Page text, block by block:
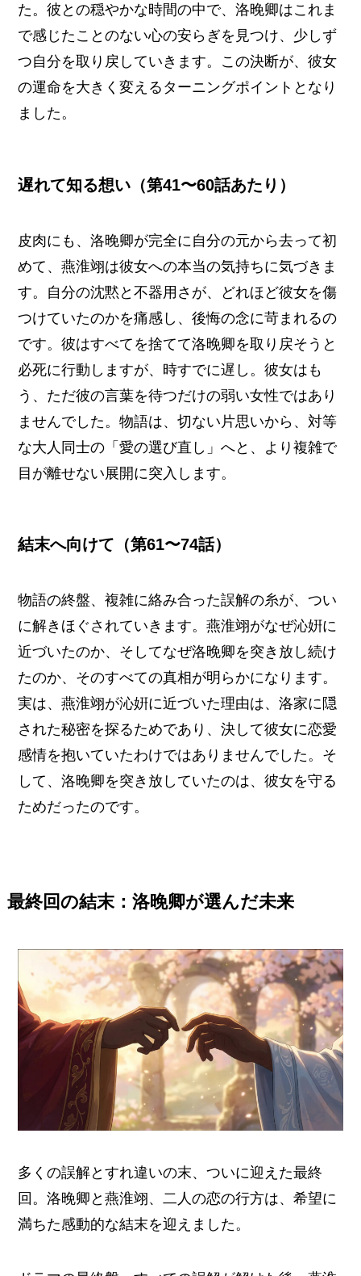
た。彼との穏やかな時間の中で、洛晚卿はこれま
で感じたことのない心の安らぎを見つけ、少しず
つ自分を取り戻していきます。この決断が、彼女
の運命を大きく変えるターニングポイントとなり
ました。
遅れて知る想い（第41〜60話あたり）
皮肉にも、洛晚卿が完全に自分の元から去って初
めて、燕淮翊は彼女への本当の気持ちに気づきま
す。自分の沈黙と不器用さが、どれほど彼女を傷
つけていたのかを痛感し、後悔の念に苛まれるの
です。彼はすべてを捨てて洛晚卿を取り戻そうと
必死に行動しますが、時すでに遅し。彼女はも
う、ただ彼の言葉を待つだけの弱い女性ではあり
ませんでした。物語は、切ない片思いから、対等
な大人同士の「愛の選び直し」へと、より複雑で
目が離せない展開に突入します。
結末へ向けて（第61〜74話）
物語の終盤、複雑に絡み合った誤解の糸が、つい
に解きほぐされていきます。燕淮翊がなぜ沁姸に
近づいたのか、そしてなぜ洛晚卿を突き放し続け
たのか、そのすべての真相が明らかになります。
実は、燕淮翊が沁姸に近づいた理由は、洛家に隠
された秘密を探るためであり、決して彼女に恋愛
感情を抱いていたわけではありませんでした。そ
して、洛晚卿を突き放していたのは、彼女を守る
ためだったのです。
最終回の結末：洛晚卿が選んだ未来
多くの誤解とすれ違いの末、ついに迎えた最終
回。洛晚卿と燕淮翊、二人の恋の行方は、希望に
満ちた感動的な結末を迎えました。